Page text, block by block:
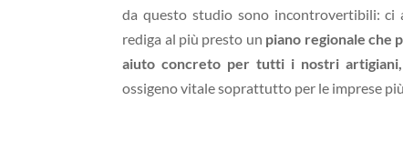
da questo studio sono incontrovertibili: ci
rediga al più presto un piano regionale che
aiuto concreto per tutti i nostri artigiani,
ossigeno vitale soprattutto per le imprese più